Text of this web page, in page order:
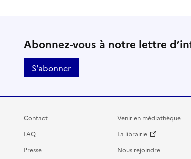
Abonnez-vous à notre lettre
S'abonner
Contact
FAQ
Presse
Venir en médiathèque
La librairie
Nous rejoindre